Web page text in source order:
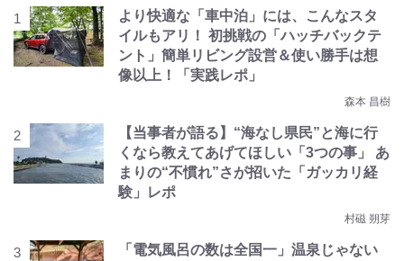
より快適な「車中泊」には、こんなスタ
イルもアリ！ 初挑戦の「ハッチバックテ
ント」簡単リビング設営＆使い勝手は想
像以上！「実践レポ」
森本 昌樹
【当事者が語る】“海なし県民”と海に行
くなら教えてあげてほしい「3つの事」 あ
まりの“不慣れ”さが招いた「ガッカリ経
験」レポ
村磁 朔芽
「電気風呂の数は全国一」温泉じゃない